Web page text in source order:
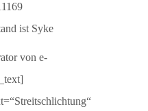
ist Syke
von e-